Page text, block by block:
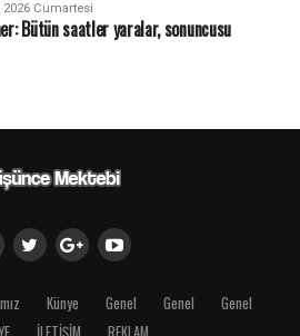
2026 Cumartesi
Bütün saatler yaralar, sonuncusu
Künye Genel Genel
Genel
İLETİŞİM REKLAM